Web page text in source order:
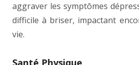
aggraver les symptômes
difficile à briser, impactant
vie.